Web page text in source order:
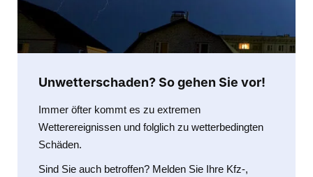
Unwetterschaden? So gehen Sie vor!
Immer öfter kommt es zu extremen
Wetterereignissen und folglich zu wetterbedingten
Schäden.
Sind Sie auch betroffen? Melden Sie Ihre Kfz-,